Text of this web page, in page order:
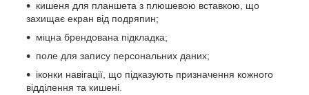
кишеня для планшета з плюшевою вставкою, що
захищає екран від подряпин;
міцна брендована підкладка;
поле для запису персональних даних;
іконки навігації, що підказують призначення кожного
відділення та кишені.